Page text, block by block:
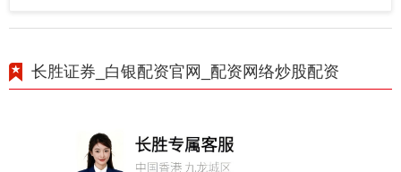
长胜证券_白银配资官网_配资网络炒股配资